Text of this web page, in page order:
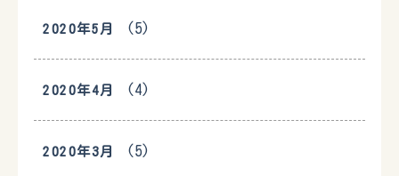
2020年5月 (5)
2020年4月 (4)
2020年3月 (5)